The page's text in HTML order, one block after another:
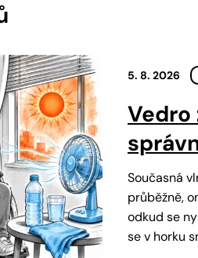
5. 8. 2026
Vedro
Současná
průběžně,
odkud se
se v horku